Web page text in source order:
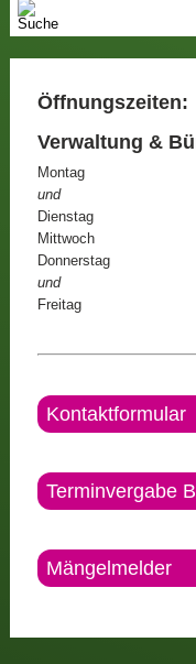
Öffnungszeiten:
Verwaltung &
Montag
und
Dienstag
Mittwoch
Donnerstag
und
Freitag
Kontaktformular
Terminvergabe
Mängelmelder